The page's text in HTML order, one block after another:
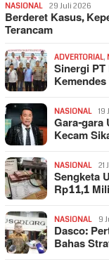
NASIONAL 29 Juli 2026
Berderet Kasus,
Terancam
ADVERTORIAL,
Sinergi
NASIONAL 19
Gara-gara
Kecam
NASIONAL 21
Sengketa
Rp11,1
NASIONAL 9
Dasco:
Bahas